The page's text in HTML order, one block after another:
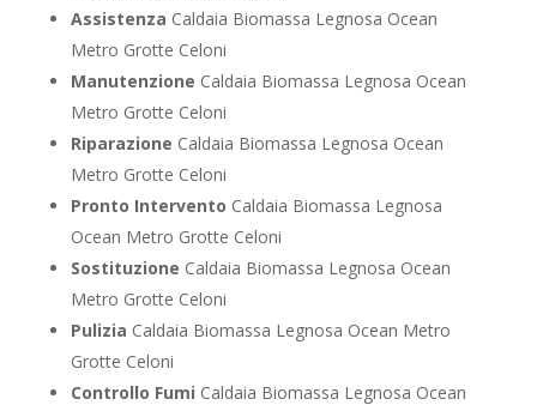
Assistenza Caldaia Biomassa Legnosa Ocean
Metro Grotte Celoni
Manutenzione Caldaia Biomassa Legnosa Ocean
Metro Grotte Celoni
Riparazione Caldaia Biomassa Legnosa Ocean
Metro Grotte Celoni
Pronto Intervento Caldaia Biomassa Legnosa
Ocean Metro Grotte Celoni
Sostituzione Caldaia Biomassa Legnosa Ocean
Metro Grotte Celoni
Pulizia Caldaia Biomassa Legnosa Ocean Metro
Grotte Celoni
Controllo Fumi Caldaia Biomassa Legnosa Ocean